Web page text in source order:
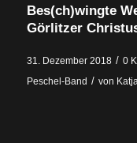
Bes(ch)wingte
Görlitzer
31. Dezember 2018 / 0
Peschel-Band / von